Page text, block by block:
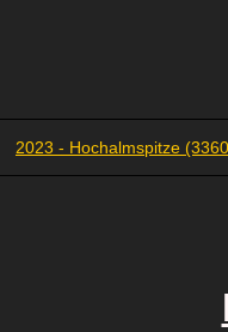
2023 - Hochalmspitze